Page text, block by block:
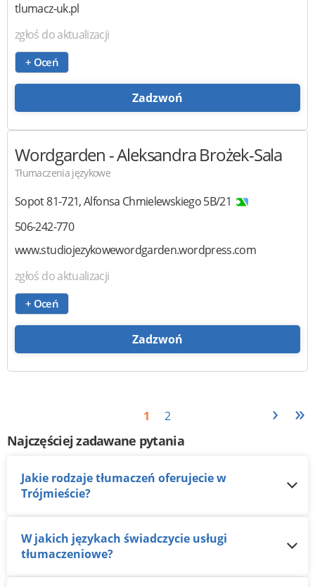
tlumacz-uk.pl
zgłoś do aktualizacji
+ Oceń
Zadzwoń
Wordgarden - Aleksandra Brożek-Sala
Tłumaczenia językowe
Sopot81-721,Alfonsa Chmielewskiego 5B/21
506-242-770
www.studiojezykowewordgarden.wordpress.com
zgłoś do aktualizacji
+ Oceń
Zadzwoń
1 2 › »
Najczęściej zadawane pytania
Jakie rodzaje tłumaczeń oferujecie w
Trójmieście?
W jakich językach świadczycie usługi
tłumaczeniowe?